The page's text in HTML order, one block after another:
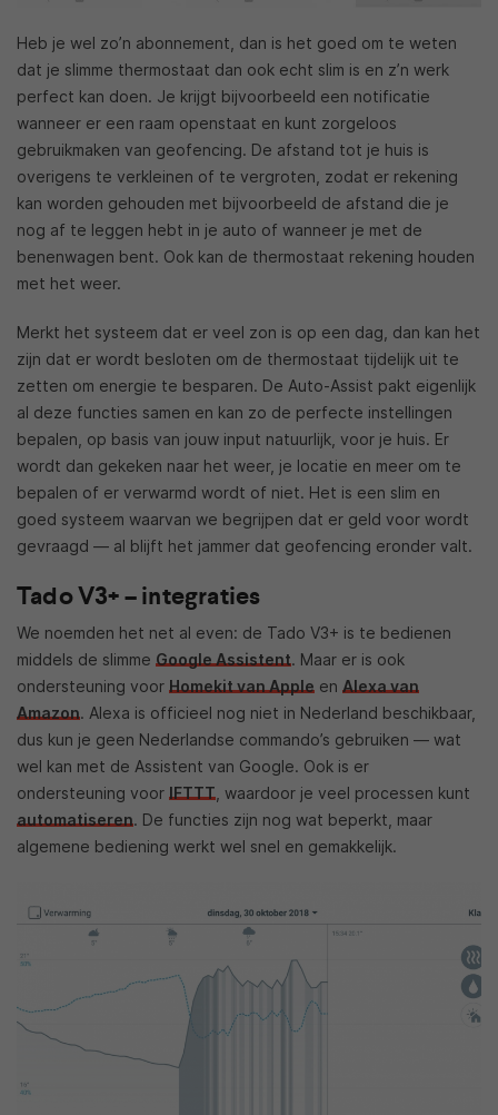
Heb je wel zo’n abonnement, dan is het goed om te weten
dat je slimme thermostaat dan ook echt slim is en z’n werk
perfect kan doen. Je krijgt bijvoorbeeld een notificatie
wanneer er een raam openstaat en kunt zorgeloos
gebruikmaken van geofencing. De afstand tot je huis is
overigens te verkleinen of te vergroten, zodat er rekening
kan worden gehouden met bijvoorbeeld de afstand die je
nog af te leggen hebt in je auto of wanneer je met de
benenwagen bent. Ook kan de thermostaat rekening houden
met het weer.
Merkt het systeem dat er veel zon is op een dag, dan kan het
zijn dat er wordt besloten om de thermostaat tijdelijk uit te
zetten om energie te besparen. De Auto-Assist pakt eigenlijk
al deze functies samen en kan zo de perfecte instellingen
bepalen, op basis van jouw input natuurlijk, voor je huis. Er
wordt dan gekeken naar het weer, je locatie en meer om te
bepalen of er verwarmd wordt of niet. Het is een slim en
goed systeem waarvan we begrijpen dat er geld voor wordt
gevraagd — al blijft het jammer dat geofencing eronder valt.
Tado V3+ – integraties
We noemden het net al even: de Tado V3+ is te bedienen
middels de slimme Google Assistent. Maar er is ook
ondersteuning voor Homekit van Apple en Alexa van
Amazon. Alexa is officieel nog niet in Nederland beschikbaar,
dus kun je geen Nederlandse commando’s gebruiken — wat
wel kan met de Assistent van Google. Ook is er
ondersteuning voor IFTTT, waardoor je veel processen kunt
automatiseren. De functies zijn nog wat beperkt, maar
algemene bediening werkt wel snel en gemakkelijk.